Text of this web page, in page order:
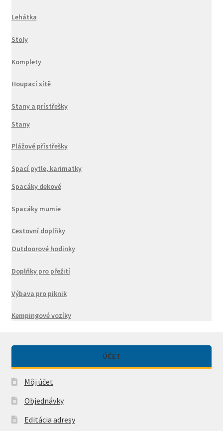
Lehátka
Stoly
Komplety
Houpací sítě
Stany a prístřešky
Stany
Plážové přístřešky
Spací pytle, karimatky
Spacáky dekové
Spacáky mumie
Cestovní doplňky
Outdoorové hodinky
Doplňky pro přežití
Výbava pro piknik
Kempingové vozíky
ÚČET
Môj účet
Objednávky
Editácia adresy